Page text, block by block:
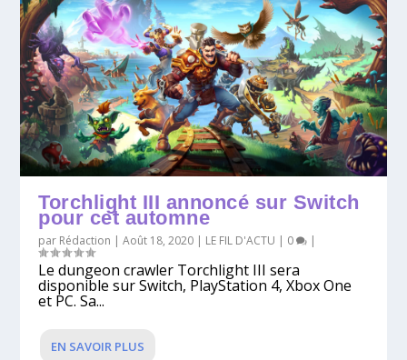
Torchlight III annoncé sur Switch
pour cet automne
par Rédaction |Août 18, 2020 | LE FIL D'ACTU | 0 |
Le dungeon crawler Torchlight III sera
disponible sur Switch, PlayStation 4, Xbox One
et PC. Sa...
EN SAVOIR PLUS